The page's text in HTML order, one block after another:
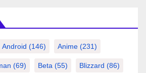
Android (146) Anime (231)
(69) Beta (55) Blizzard (86)